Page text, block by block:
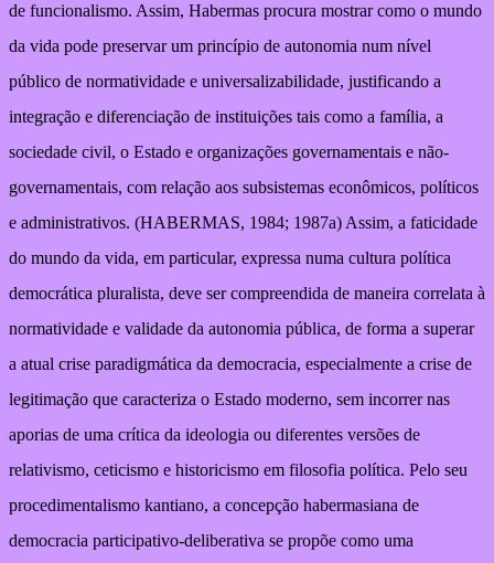
de funcionalismo. Assim, Habermas procura mostrar como o mundo
da vida pode preservar um princípio de autonomia num nível
público de normatividade e universalizabilidade, justificando a
integração e diferenciação de instituições tais como a família, a
sociedade civil, o Estado e organizações governamentais e não-
governamentais, com relação aos subsistemas econômicos, políticos
e administrativos. (HABERMAS, 1984; 1987a) Assim, a faticidade
do mundo da vida, em particular, expressa numa cultura política
democrática pluralista, deve ser compreendida de maneira correlata à
normatividade e validade da autonomia pública, de forma a superar
a atual crise paradigmática da democracia, especialmente a crise de
legitimação que caracteriza o Estado moderno, sem incorrer nas
aporias de uma crítica da ideologia ou diferentes versões de
relativismo, ceticismo e historicismo em filosofia política. Pelo seu
procedimentalismo kantiano, a concepção habermasiana de
democracia participativo-deliberativa se propõe como uma